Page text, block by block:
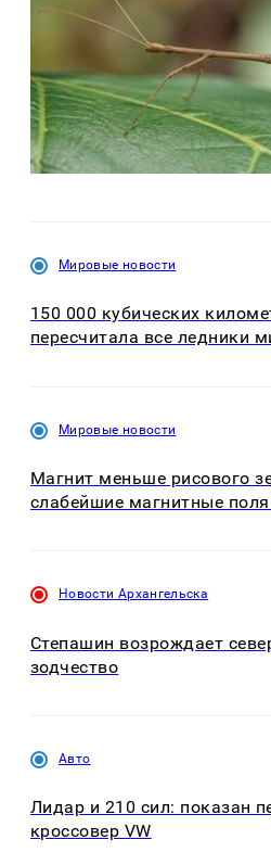
Мировые новости
150 000 кубических
пересчитала все ледники
Мировые новости
Магнит меньше рисового
слабейшие магнитные
Новости Архангельска
Степашин возрождает
зодчество
Авто
Лидар и 210 сил: показан
кроссовер VW